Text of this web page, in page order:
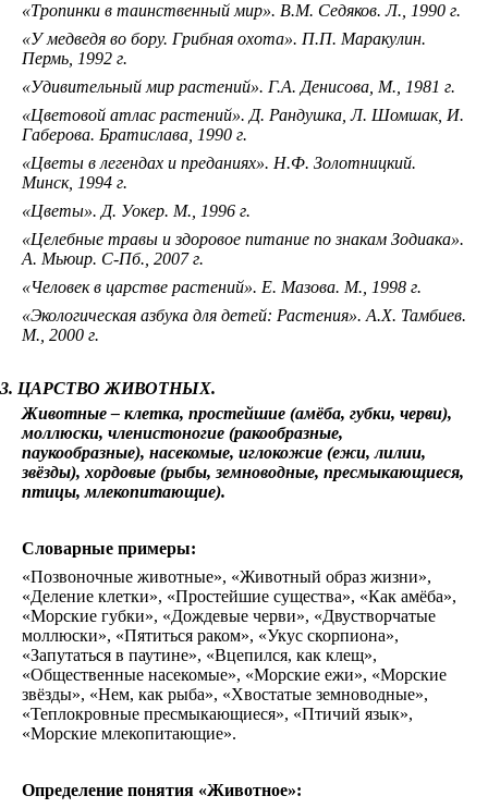
«Тропинки в таинственный мир». В.М. Седяков. Л., 1990 г.
«У медведя во бору. Грибная охота». П.П. Маракулин.
Пермь, 1992 г.
«Удивительный мир растений». Г.А. Денисова, М., 1981 г.
«Цветовой атлас растений». Д. Рандушка, Л. Шомшак, И.
Габерова. Братислава, 1990 г.
«Цветы в легендах и преданиях». Н.Ф. Золотницкий.
Минск, 1994 г.
«Цветы». Д. Уокер. М., 1996 г.
«Целебные травы и здоровое питание по знакам Зодиака».
А. Мьюир. С-Пб., 2007 г.
«Человек в царстве растений». Е. Мазова. М., 1998 г.
«Экологическая азбука для детей: Растения». А.Х. Тамбиев.
М., 2000 г.
3. ЦАРСТВО ЖИВОТНЫХ.
Животные – клетка, простейшие (амёба, губки, черви),
моллюски, членистоногие (ракообразные,
паукообразные), насекомые, иглокожие (ежи, лилии,
звёзды), хордовые (рыбы, земноводные, пресмыкающиеся,
птицы, млекопитающие).
Словарные примеры:
«Позвоночные животные», «Животный образ жизни»,
«Деление клетки», «Простейшие существа», «Как амёба»,
«Морские губки», «Дождевые черви», «Двустворчатые
моллюски», «Пятиться раком», «Укус скорпиона»,
«Запутаться в паутине», «Вцепился, как клещ»,
«Общественные насекомые», «Морские ежи», «Морские
звёзды», «Нем, как рыба», «Хвостатые земноводные»,
«Теплокровные пресмыкающиеся», «Птичий язык»,
«Морские млекопитающие».
Определение понятия «Животное»: